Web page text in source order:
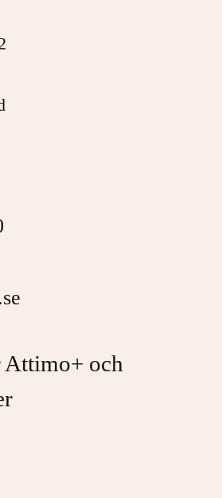
och